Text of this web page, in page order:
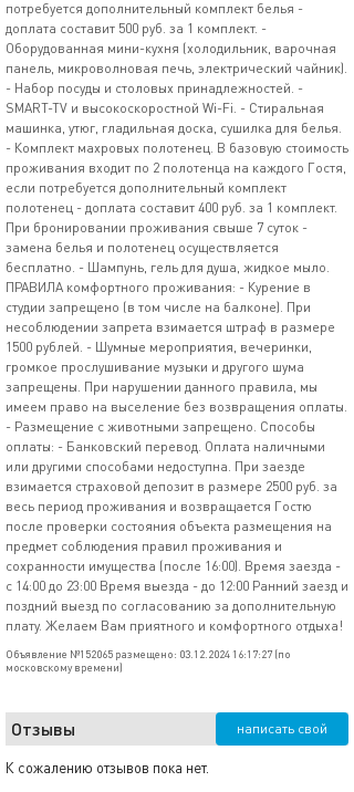
потребуется дополнительный комплект белья -
доплата составит 500 руб. за 1 комплект. -
Оборудованная мини-кухня (холодильник, варочная
панель, микроволновая печь, электрический чайник).
- Набор посуды и столовых принадлежностей. -
SМАRТ-ТV и высокоскоростной Wi-Fi. - Стиральная
машинка, утюг, гладильная доска, сушилка для белья.
- Комплект махровых полотенец. В базовую стоимость
проживания входит по 2 полотенца на каждого Гостя,
если потребуется дополнительный комплект
полотенец - доплата составит 400 руб. за 1 комплект.
При бронировании проживания свыше 7 суток -
замена белья и полотенец осуществляется
бесплатно. - Шампунь, гель для душа, жидкое мыло.
ПРАВИЛА комфортного проживания: - Курение в
студии запрещено (в том числе на балконе). При
несоблюдении запрета взимается штраф в размере
1500 рублей. - Шумные мероприятия, вечеринки,
громкое прослушивание музыки и другого шума
запрещены. При нарушении данного правила, мы
имеем право на выселение без возвращения оплаты.
- Размещение с животными запрещено. Способы
оплаты: - Банковский перевод. Оплата наличными
или другими способами недоступна. При заезде
взимается страховой депозит в размере 2500 руб. за
весь период проживания и возвращается Гостю
после проверки состояния объекта размещения на
предмет соблюдения правил проживания и
сохранности имущества (после 16:00). Время заезда -
с 14:00 до 23:00 Время выезда - до 12:00 Ранний заезд и
поздний выезд по согласованию за дополнительную
плату. Желаем Вам приятного и комфортного отдыха!
Объявление №152065 размещено: 03.12.2024 16:17:27 (по
московскому времени)
Отзывы написать свой
К сожалению отзывов пока нет.